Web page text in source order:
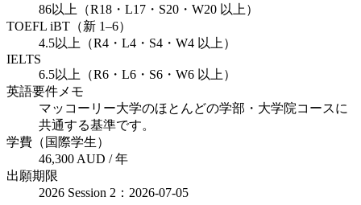
86以上（R18・L17・S20・W20 以上）
TOEFL iBT（新 1–6）
4.5以上（R4・L4・S4・W4 以上）
IELTS
6.5以上（R6・L6・S6・W6 以上）
英語要件メモ
マッコーリー大学のほとんどの学部・大学院コースに
共通する基準です。
学費（国際学生）
46,300 AUD / 年
出願期限
2026 Session 2：2026-07-05